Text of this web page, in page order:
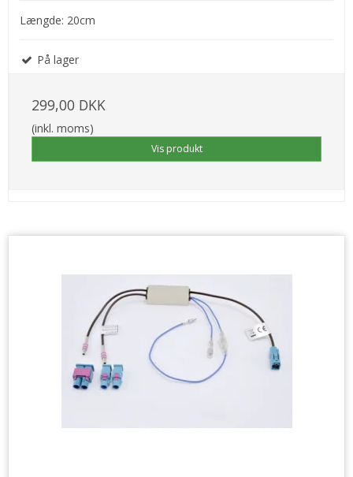
Længde: 20cm
På lager
299,00 DKK
(inkl. moms)
Vis produkt